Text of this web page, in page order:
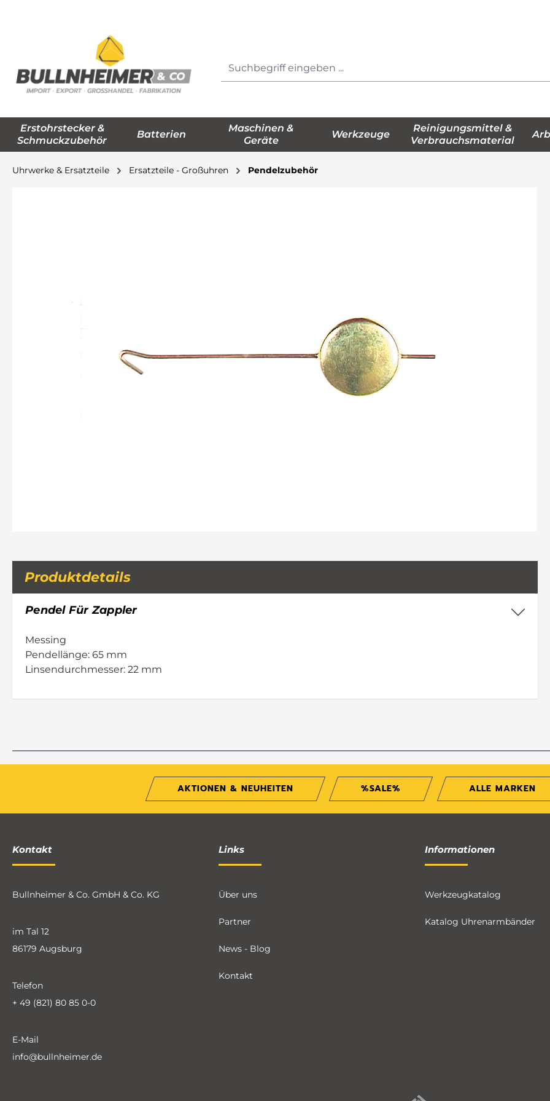
Erstohrstecker &
Schmuckzubehör
Batterien
Maschinen &
Geräte
Werkzeuge
Reinigungsmittel &
Verbrauchsmaterial
Uhrwerke & Ersatzteile Ersatzteile - Großuhren Pendelzubehör
Produktdetails
Pendel Für Zappler
Messing
Pendellänge: 65 mm
Linsendurchmesser: 22 mm
AKTIONEN & NEUHEITEN %SALE% ALLE MARKEN
Kontakt
Bullnheimer & Co. GmbH & Co. KG
im Tal 12
86179 Augsburg
Telefon
+ 49 (821) 80 85 0-0
E-Mail
info@bullnheimer.de
Links
Über uns
Partner
News - Blog
Kontakt
Informationen
Werkzeugkatalog
Katalog Uhrenarmbänder